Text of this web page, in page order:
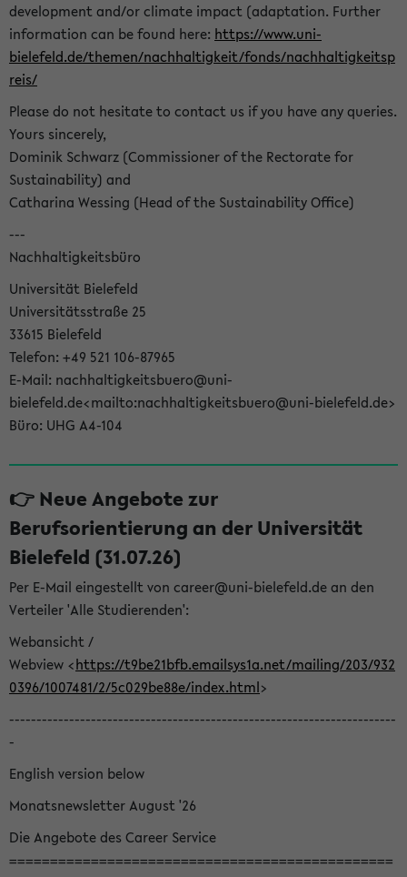
development and/or climate impact (adaptation. Further
information can be found here: https://www.uni-
bielefeld.de/themen/nachhaltigkeit/fonds/nachhaltigkeitsp
reis/
Please do not hesitate to contact us if you have any queries.
Yours sincerely,
Dominik Schwarz (Commissioner of the Rectorate for
Sustainability) and
Catharina Wessing (Head of the Sustainability Office)
---
Nachhaltigkeitsbüro
Universität Bielefeld
Universitätsstraße 25
33615 Bielefeld
Telefon: +49 521 106-87965
E-Mail: nachhaltigkeitsbuero@uni-
bielefeld.de<mailto:nachhaltigkeitsbuero@uni-bielefeld.de>
Büro: UHG A4-104
👉 Neue Angebote zur
Berufsorientierung an der Universität
Bielefeld (31.07.26)
Per E-Mail eingestellt von career@uni-bielefeld.de an den
Verteiler 'Alle Studierenden':
Webansicht /
Webview <https://t9be21bfb.emailsys1a.net/mailing/203/932
0396/1007481/2/5c029be88e/index.html>
-----------------------------------------------------------------------
-
English version below
Monatsnewsletter August '26
Die Angebote des Career Service
===============================================